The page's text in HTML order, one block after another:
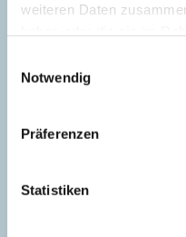
weiteren Daten
Notwendig
Präferenzen
Statistiken
Insel Poel